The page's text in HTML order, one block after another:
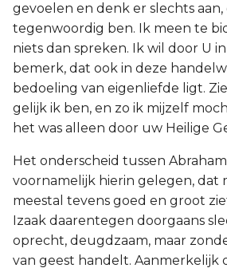
gevoelen en denk er slechts aan,
tegenwoordig ben. Ik meen te
niets dan spreken. Ik wil door U
bemerk, dat ook in deze
bedoeling van eigenliefde ligt.
gelijk ik ben, en zo ik mijzelf
het was alleen door uw Heilige
Het onderscheid tussen
voornamelijk hierin gelegen, dat
meestal tevens goed en groot
Izaak daarentegen doorgaans
oprecht, deugdzaam, maar
van geest handelt. Aanmerkelijk